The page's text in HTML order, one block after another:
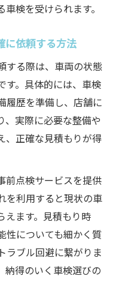
検を受けられます。
に依頼する方法
する際は、車両の状態
す。具体的には、車検
履歴を準備し、店舗に
、実際に必要な整備や
、正確な見積もりが得
前点検サービスを提供
を利用すると現状の車
えます。見積もり時
性についても細かく質
ラブル回避に繋がりま
納得のいく車検選びの